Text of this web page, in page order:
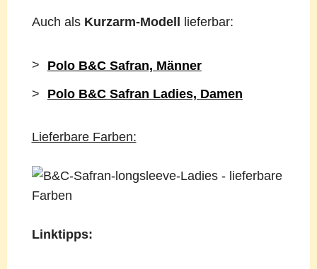
Auch als Kurzarm-Modell lieferbar:
> Polo B&C Safran, Männer
> Polo B&C Safran Ladies, Damen
Lieferbare Farben:
Linktipps: